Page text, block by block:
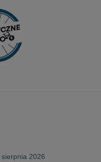
rowerem górskim e-Hard
wymiary dla idealnego
jazdy. Sportowy design
chwila na rowerze będzie
na każdej
rowerze górskim to
29", skok 130 mm
2026